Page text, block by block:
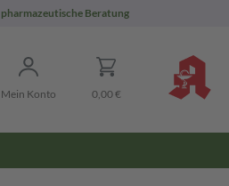
pharmazeutische Beratung
Mein Konto 0,00 €